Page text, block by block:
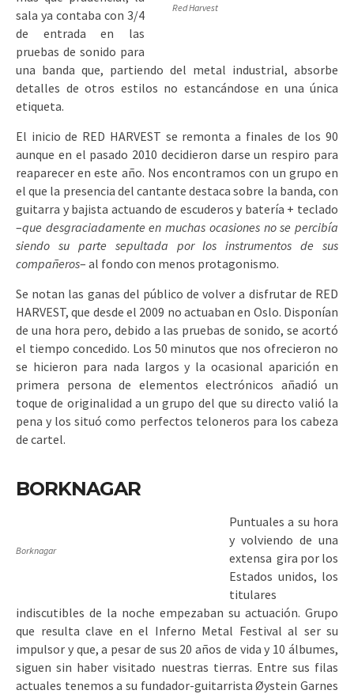
Red Harvest
sala ya contaba con 3/4
de entrada en las
pruebas de sonido para
una banda que, partiendo del metal industrial, absorbe
detalles de otros estilos no estancándose en una única
etiqueta.
El inicio de RED HARVEST se remonta a finales de los 90
aunque en el pasado 2010 decidieron darse un respiro para
reaparecer en este año. Nos encontramos con un grupo en
el que la presencia del cantante destaca sobre la banda, con
guitarra y bajista actuando de escuderos y batería + teclado
–que desgraciadamente en muchas ocasiones no se percibía
siendo su parte sepultada por los instrumentos de sus
compañeros– al fondo con menos protagonismo.
Se notan las ganas del público de volver a disfrutar de RED
HARVEST, que desde el 2009 no actuaban en Oslo. Disponían
de una hora pero, debido a las pruebas de sonido, se acortó
el tiempo concedido. Los 50 minutos que nos ofrecieron no
se hicieron para nada largos y la ocasional aparición en
primera persona de elementos electrónicos añadió un
toque de originalidad a un grupo del que su directo valió la
pena y los situó como perfectos teloneros para los cabeza
de cartel.
BORKNAGAR
Borknagar
Puntuales a su hora
y volviendo de una
extensa gira por los
Estados unidos, los
titulares
indiscutibles de la noche empezaban su actuación. Grupo
que resulta clave en el Inferno Metal Festival al ser su
impulsor y que, a pesar de sus 20 años de vida y 10 álbumes,
siguen sin haber visitado nuestras tierras. Entre sus filas
actuales tenemos a su fundador-guitarrista Øystein Garnes